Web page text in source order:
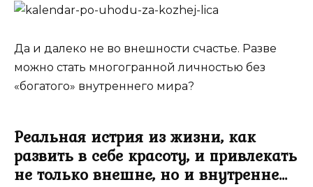
Да и далеко не во внешности счастье. Разве
можно стать многогранной личностью без
«богатого» внутреннего мира?
Реальная истрия из жизни, как
развить в себе красоту, и привлекать
не только внешне, но и внутренне…